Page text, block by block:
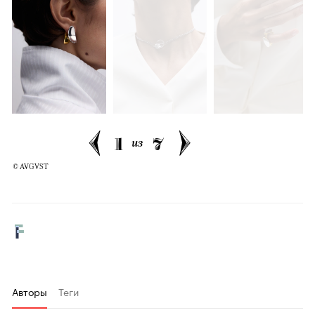
1 из 7
© AVGVST
Авторы Теги